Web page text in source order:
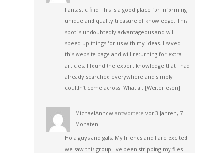
Fantastic find This is a good place for informing
unique and quality treasure of knowledge. This
spot is undoubtedly advantageous and will
speed up things for us with my ideas. I saved
this website page and will returning for extra
articles. I found the expert knowledge that I had
already searched everywhere and simply
couldn’t come across. What a…[Weiterlesen]
MichaelAnnowantwortete vor 3 Jahren, 7
Monaten
Hola guys and gals. My friends and I are excited
we saw this group. Ive been stripping my files